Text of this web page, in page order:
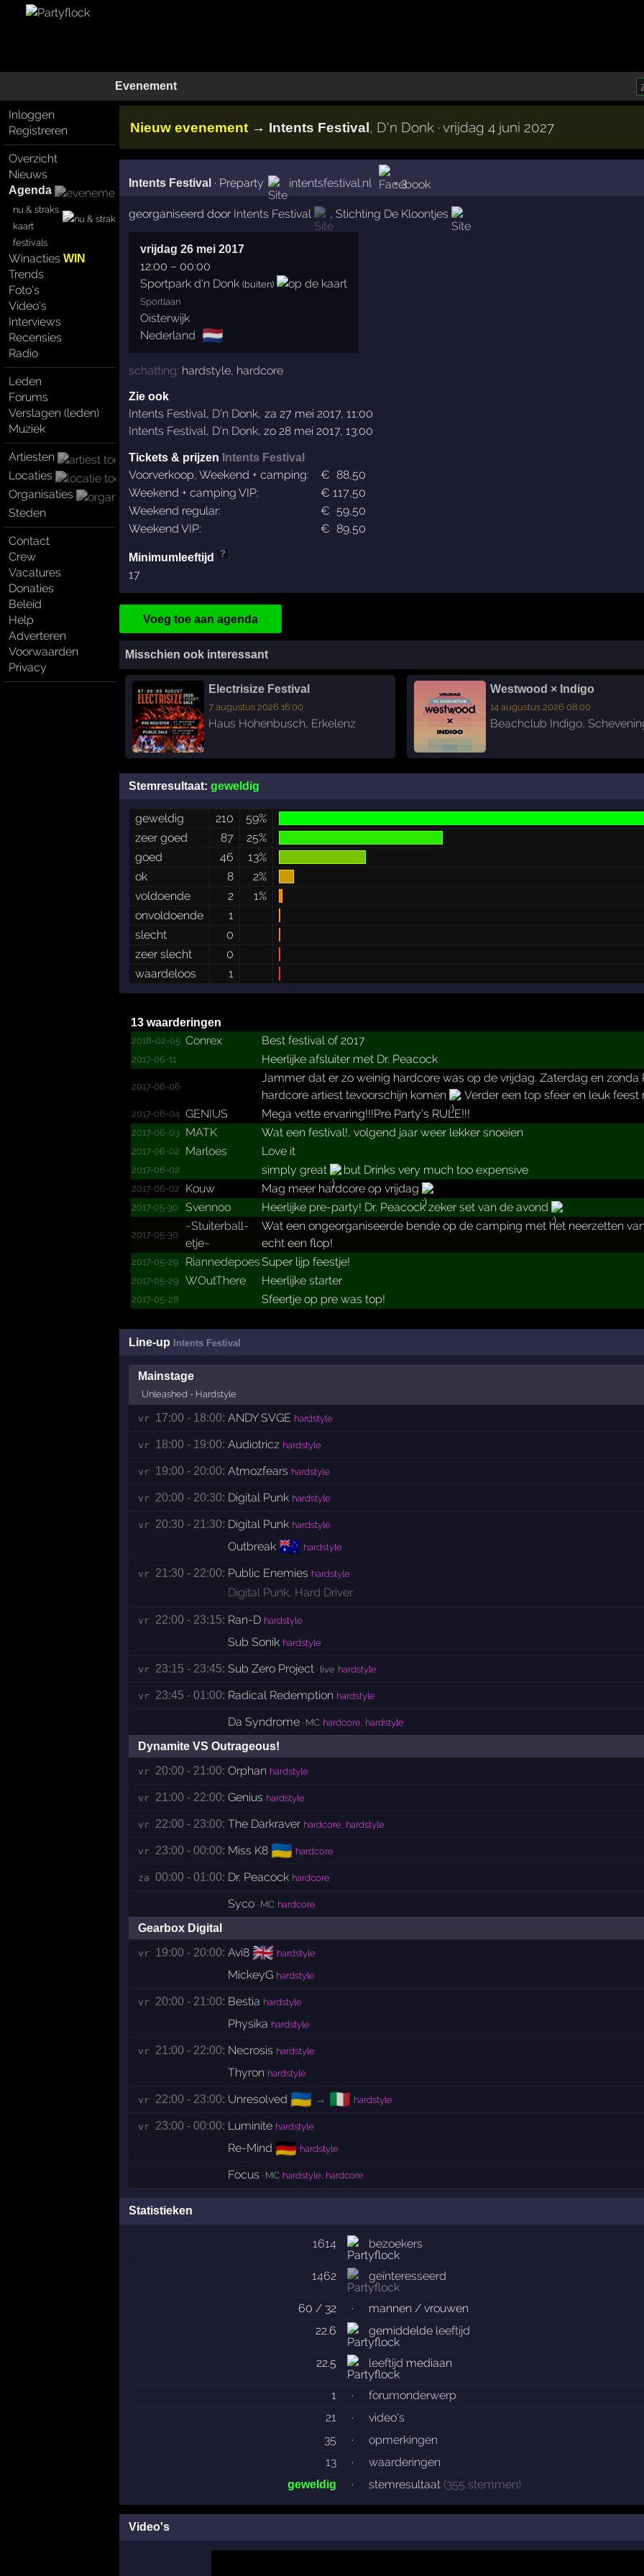
Evenement
Inloggen
Registreren
Overzicht
Nieuws
Agenda
nu & straks
kaart
festivals
WinactiesWIN
Trends
Foto's
Video's
Interviews
Recensies
Radio
Leden
Forums
Verslagen (leden)
Muziek
Artiesten
Locaties
Organisaties
Steden
Contact
Crew
Vacatures
Donaties
Beleid
Help
Adverteren
Voorwaarden
Privacy
Nieuw evenement → Intents Festival, D'n Donk · vrijdag 4 juni 2027
Intents Festival · Preparty intentsfestival.nl × 3
georganiseerd door Intents Festival , Stichting De Kloontjes
vrijdag 26 mei 2017
12:00 – 00:00
Sportpark d'n Donk (buiten)
Sportlaan
Oisterwijk
Nederland 🇳🇱
schatting: hardstyle, hardcore
Zie ook
Intents Festival, D'n Donk, za 27 mei 2017, 11:00
Intents Festival, D'n Donk, zo 28 mei 2017, 13:00
Tickets & prijzen Intents Festival
Voorverkoop, Weekend + camping: € 88,50
Weekend + camping VIP:
€ 117,50
Weekend regular:
€ 59,50
Weekend VIP:
€ 89,50
Minimumleeftijd ?
17
Voeg toe aan agenda
Misschien ook interessant
Electrisize Festival
7 augustus 2026 16:00
Haus Hohenbusch, Erkelenz
Westwood × Indigo
14 augustus 2026 08:00
Beachclub Indigo,
Stemresultaat: geweldig
geweldig 210
59%
zeer goed
87
25%
goed
46
13%
ok
8
2%
voldoende
2
1%
onvoldoende
1
slecht
0
zeer slecht
0
waardeloos
1
13 waarderingen
2018-02-05 Conrex Best festival of 2017
2017-06-11 Heerlijke afsluiter met Dr. Peacock
2017-06-06
Jammer dat er zo weinig hardcore was op de vrijdag. Zaterdag en
hardcore artiest tevoorschijn komen
. Verder een top sfeer en leuk
2017-06-04 GENIUS Mega vette ervaring!!!Pre Party's RULE!!!
2017-06-03 MATK Wat een festival!, volgend jaar weer lekker snoeien
2017-06-02 Marloes Love it
2017-06-02 simply great but Drinks very much too expensive
2017-06-02 Kouw Mag meer hardcore op vrijdag
2017-05-30 Svennoo Heerlijke pre-party! Dr. Peacock zeker set van de avond
2017-05-30
~Stuit­erball­
etje~
Wat een ongeorganiseerde bende op de camping met het neerzetten
echt een flop!
2017-05-29 RiannedepoesSuper lijp feestje!
2017-05-29 WOutThere Heerlijke starter
2017-05-28 Sfeertje op pre was top!
Line-up Intents Festival
Mainstage
Unleashed - Hardstyle
vr 17:00 - 18:00: ANDY SVGE hardstyle
vr 18:00 - 19:00: Audiotricz hardstyle
vr 19:00 - 20:00: Atmozfears hardstyle
vr 20:00 - 20:30: Digital Punk hardstyle
vr 20:30 - 21:30: Digital Punk hardstyle
Outbreak 🇦🇺 hardstyle
vr 21:30 - 22:00: Public Enemies hardstyle
Digital Punk, Hard Driver
vr 22:00 - 23:15: Ran-D hardstyle
Sub Sonik hardstyle
vr 23:15 - 23:45: Sub Zero Project· live hardstyle
vr 23:45 - 01:00: Radical Redemption hardstyle
Da Syndrome· MC hardcore, hardstyle
Dynamite VS Outrageous!
vr 20:00 - 21:00: Orphan hardstyle
vr 21:00 - 22:00: Genius hardstyle
vr 22:00 - 23:00: The Darkraver hardcore, hardstyle
vr 23:00 - 00:00: Miss K8 🇺🇦 hardcore
za 00:00 - 01:00: Dr. Peacock hardcore
Syco· MC hardcore
Gearbox Digital
vr 19:00 - 20:00: Avi8 🇬🇧 hardstyle
MickeyG hardstyle
vr 20:00 - 21:00: Bestia hardstyle
Physika hardstyle
vr 21:00 - 22:00: Necrosis hardstyle
Thyron hardstyle
vr 22:00 - 23:00: Unresolved 🇺🇦 → 🇮🇹 hardstyle
vr 23:00 - 00:00: Luminite hardstyle
Re-Mind 🇩🇪 hardstyle
Focus · MC hardstyle, hardcore
Statistieken
1614 bezoekers
1462 geïnteresseerd
60 / 32 ·
mannen / vrouwen
22.6
gemiddelde leeftijd
22.5 leeftijd mediaan
1 ·
forumonderwerp
21
·
video's
35
·
opmerkingen
13
· waarderingen
geweldig · stemresultaat (355 stemmen)
Video's